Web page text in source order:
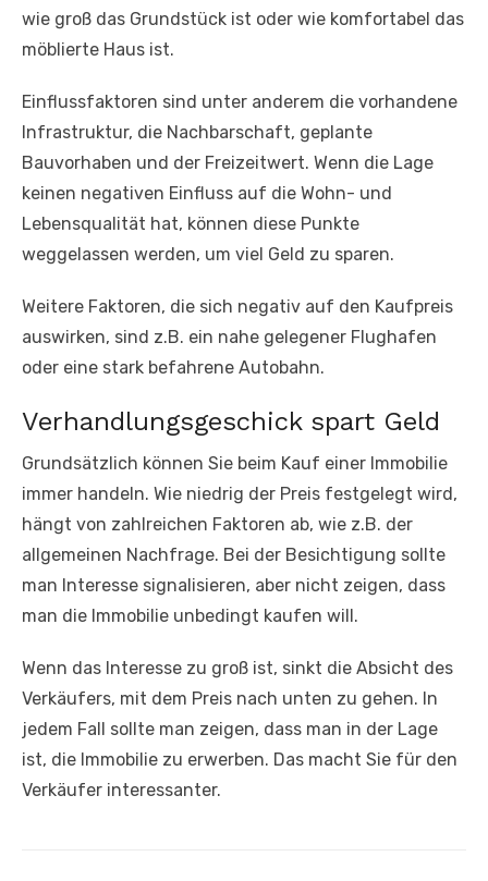
wie groß das Grundstück ist oder wie komfortabel das
möblierte Haus ist.
Einflussfaktoren sind unter anderem die vorhandene
Infrastruktur, die Nachbarschaft, geplante
Bauvorhaben und der Freizeitwert. Wenn die Lage
keinen negativen Einfluss auf die Wohn- und
Lebensqualität hat, können diese Punkte
weggelassen werden, um viel Geld zu sparen.
Weitere Faktoren, die sich negativ auf den Kaufpreis
auswirken, sind z.B. ein nahe gelegener Flughafen
oder eine stark befahrene Autobahn.
Verhandlungsgeschick spart Geld
Grundsätzlich können Sie beim Kauf einer Immobilie
immer handeln. Wie niedrig der Preis festgelegt wird,
hängt von zahlreichen Faktoren ab, wie z.B. der
allgemeinen Nachfrage. Bei der Besichtigung sollte
man Interesse signalisieren, aber nicht zeigen, dass
man die Immobilie unbedingt kaufen will.
Wenn das Interesse zu groß ist, sinkt die Absicht des
Verkäufers, mit dem Preis nach unten zu gehen. In
jedem Fall sollte man zeigen, dass man in der Lage
ist, die Immobilie zu erwerben. Das macht Sie für den
Verkäufer interessanter.